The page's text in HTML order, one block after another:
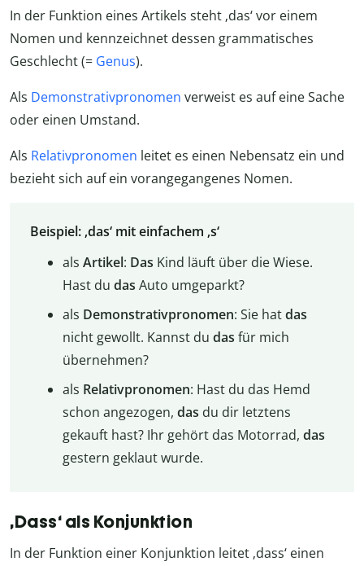
In der Funktion eines Artikels steht ‚das‘ vor einem
Nomen und kennzeichnet dessen grammatisches
Geschlecht (= Genus).
Als Demonstrativpronomen verweist es auf eine Sache
oder einen Umstand.
Als Relativpronomen leitet es einen Nebensatz ein und
bezieht sich auf ein vorangegangenes Nomen.
Beispiel: ‚das‘ mit einfachem ‚s‘
als Artikel: Das Kind läuft über die Wiese.
Hast du das Auto umgeparkt?
als Demonstrativpronomen: Sie hatdas
nicht gewollt. Kannst du das für mich
übernehmen?
als Relativpronomen: Hast du das Hemd
schon angezogen, das du dir letztens
gekauft hast? Ihr gehört das Motorrad, das
gestern geklaut wurde.
‚Dass‘ als Konjunktion
In der Funktion einer Konjunktion leitet ‚dass‘ einen